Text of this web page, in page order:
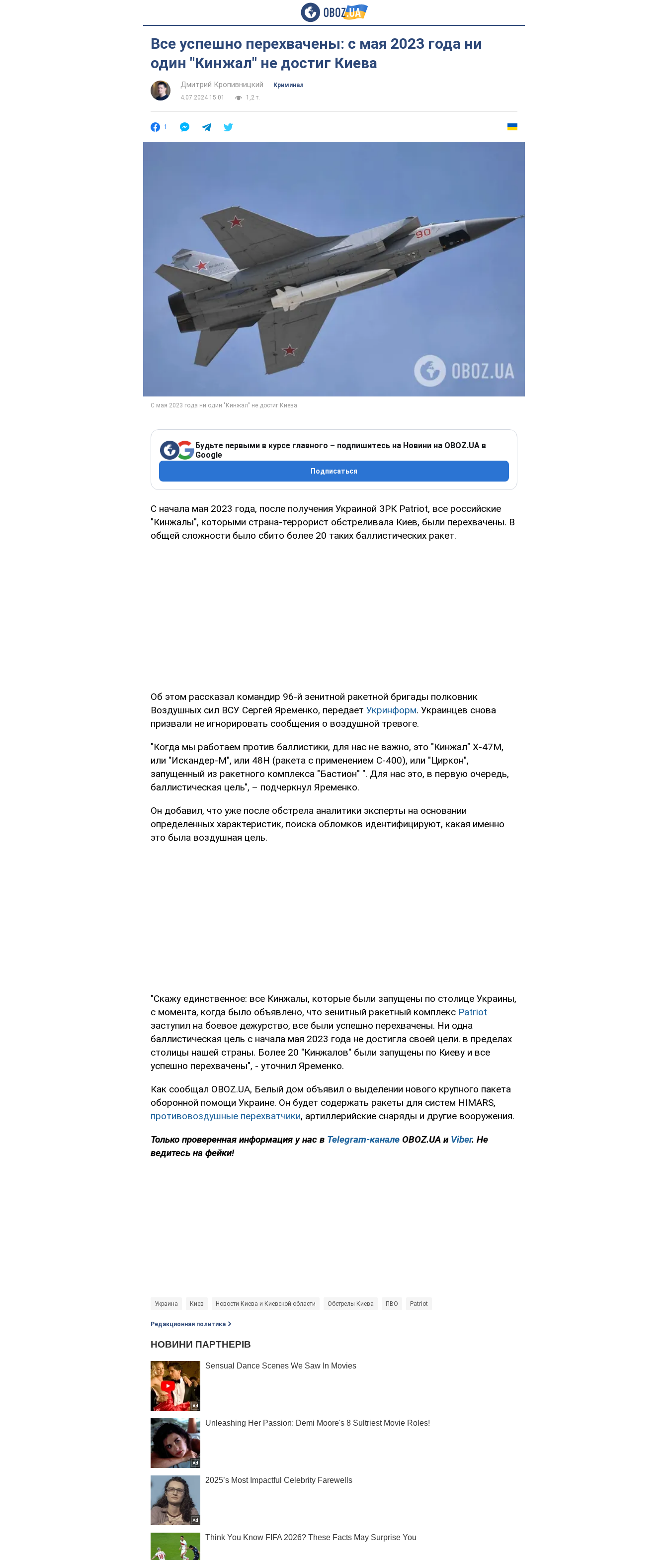
Все успешно перехвачены: с мая 2023 года ни
один "Кинжал" не достиг Киева
Дмитрий Кропивницкий
Криминал
4.07.2024 15:01
1,2 т.
1
Будьте первыми в курсе главного – подпишитесь на Новини на OBOZ.UA в
Google
Подписаться
С начала мая 2023 года, после получения Украиной ЗРК Patriot, все российские
"Кинжалы", которыми страна-террорист обстреливала Киев, были перехвачены. В
общей сложности было сбито более 20 таких баллистических ракет.
Об этом рассказал командир 96-й зенитной ракетной бригады полковник
Воздушных сил ВСУ Сергей Яременко, передает Укринформ. Украинцев снова
призвали не игнорировать сообщения о воздушной тревоге.
"Когда мы работаем против баллистики, для нас не важно, это "Кинжал" Х-47М,
или "Искандер-М", или 48Н (ракета с применением С-400), или "Циркон",
запущенный из ракетного комплекса "Бастион" ". Для нас это, в первую очередь,
баллистическая цель", – подчеркнул Яременко.
Он добавил, что уже после обстрела аналитики эксперты на основании
определенных характеристик, поиска обломков идентифицируют, какая именно
это была воздушная цель.
"Скажу единственное: все Кинжалы, которые были запущены по столице Украины,
с момента, когда было объявлено, что зенитный ракетный комплекс Patriot
заступил на боевое дежурство, все были успешно перехвачены. Ни одна
баллистическая цель с начала мая 2023 года не достигла своей цели. в пределах
столицы нашей страны. Более 20 "Кинжалов" были запущены по Киеву и все
успешно перехвачены", - уточнил Яременко.
Как сообщал OBOZ.UA, Белый дом объявил о выделении нового крупного пакета
оборонной помощи Украине. Он будет содержать ракеты для систем HIMARS,
противовоздушные перехватчики, артиллерийские снаряды и другие вооружения.
Только проверенная информация у нас в Telegram-канале OBOZ.UA и Viber. Не
ведитесь на фейки!
Украина Киев Новости Киева и Киевской области Обстрелы Киева ПВО Patriot
Редакционная политика